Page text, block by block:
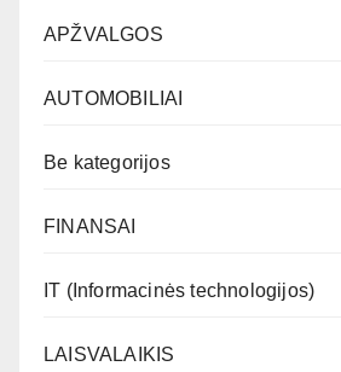
APŽVALGOS
AUTOMOBILIAI
Be kategorijos
FINANSAI
IT (Informacinės technologijos)
LAISVALAIKIS